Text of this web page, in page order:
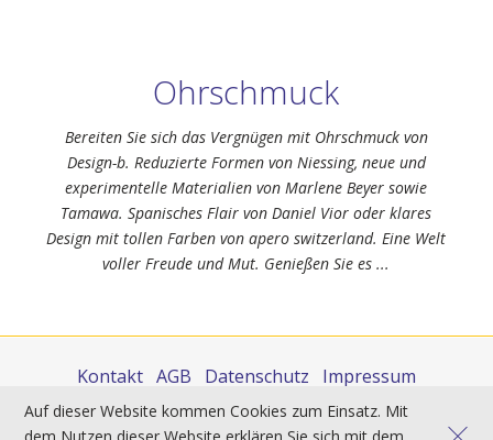
Ohrschmuck
Bereiten Sie sich das Vergnügen mit Ohrschmuck von
Design-b. Reduzierte Formen von Niessing, neue und
experimentelle Materialien von Marlene Beyer sowie
Tamawa. Spanisches Flair von Daniel Vior oder klares
Design mit tollen Farben von apero switzerland. Eine Welt
voller Freude und Mut. Genießen Sie es ...
Kontakt AGB Datenschutz Impressum
Sie finden uns auch auf:
Auf dieser Website kommen Cookies zum Einsatz. Mit